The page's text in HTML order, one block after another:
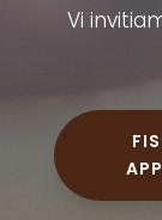
Vi